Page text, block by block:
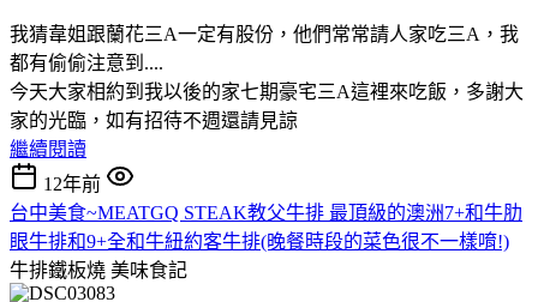
我猜韋姐跟蘭花三A一定有股份，他們常常請人家吃三A，我
都有偷偷注意到....
今天大家相約到我以後的家七期豪宅三A這裡來吃飯，多謝大
家的光臨，如有招待不週還請見諒
繼續閱讀
12年前
台中美食~MEATGQ STEAK教父牛排 最頂級的澳洲7+和牛肋
眼牛排和9+全和牛紐約客牛排(晚餐時段的菜色很不一樣唷!)
牛排鐵板燒 美味食記